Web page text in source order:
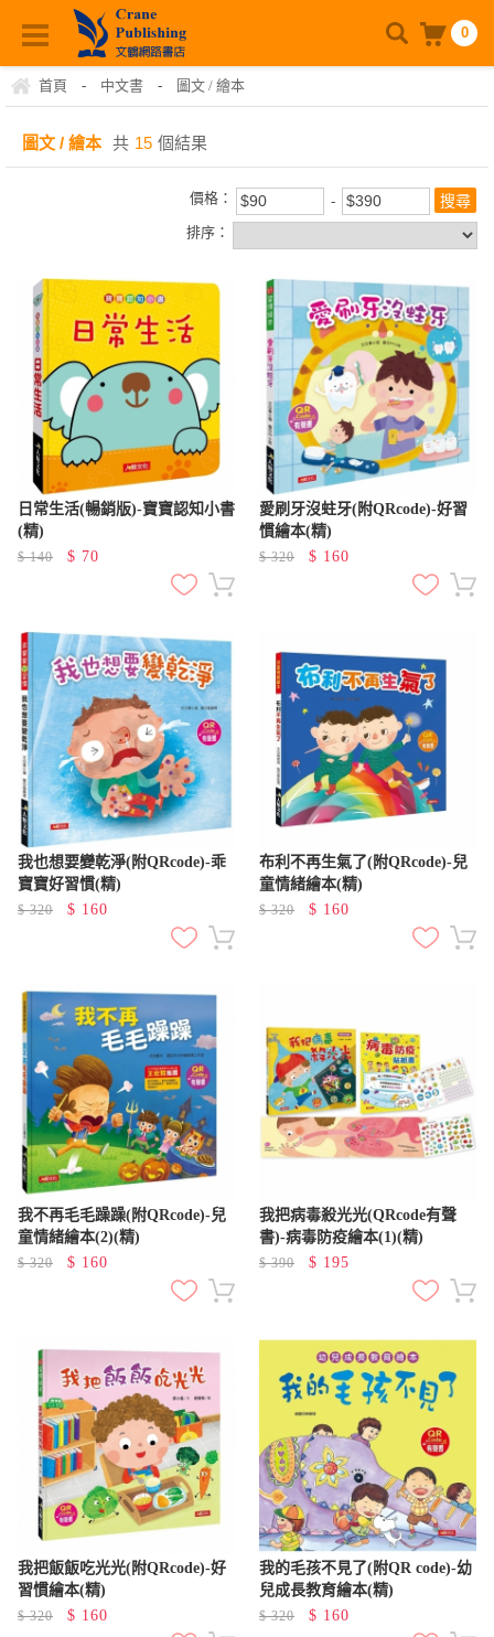
0
首頁 - 中文書 - 圖文 / 繪本
圖文 / 繪本 共 15 個結果
價格：
排序：
日常生活(暢銷版)-寶寶認知小書
(精)
$140 $ 70
愛刷牙沒蛀牙(附QRcode)-好習
慣繪本(精)
$320 $ 160
我也想要變乾淨(附QRcode)-乖
寶寶好習慣(精)
$320 $ 160
布利不再生氣了(附QRcode)-兒
童情緒繪本(精)
$320 $ 160
我不再毛毛躁躁(附QRcode)-兒
童情緒繪本(2)(精)
$320 $ 160
我把病毒殺光光(QRcode有聲
書)-病毒防疫繪本(1)(精)
$390 $ 195
我把飯飯吃光光(附QRcode)-好
習慣繪本(精)
$320 $ 160
我的毛孩不見了(附QR code)-幼
兒成長教育繪本(精)
$320 $ 160